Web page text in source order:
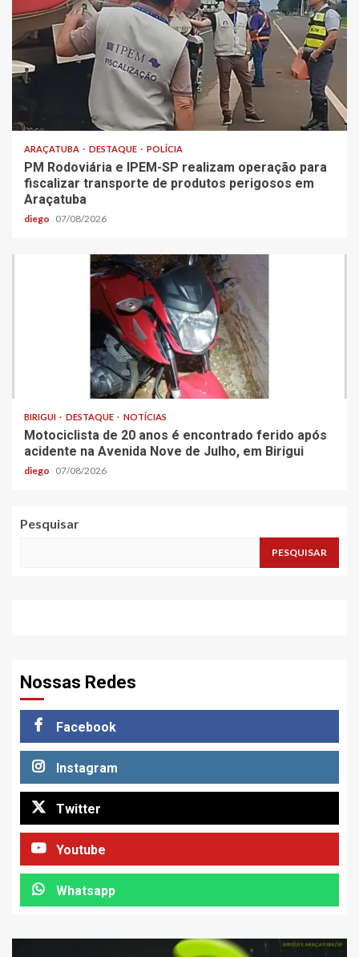
ARAÇATUBA DESTAQUE POLÍCIA
PM Rodoviária e IPEM-SP realizam operação para
fiscalizar transporte de produtos perigosos em
Araçatuba
diego 07/08/2026
BIRIGUI DESTAQUE NOTÍCIAS
Motociclista de 20 anos é encontrado ferido após
acidente na Avenida Nove de Julho, em Birigui
diego 07/08/2026
Pesquisar
PESQUISAR
Nossas Redes
Facebook
Instagram
Twitter
Youtube
Whatsapp